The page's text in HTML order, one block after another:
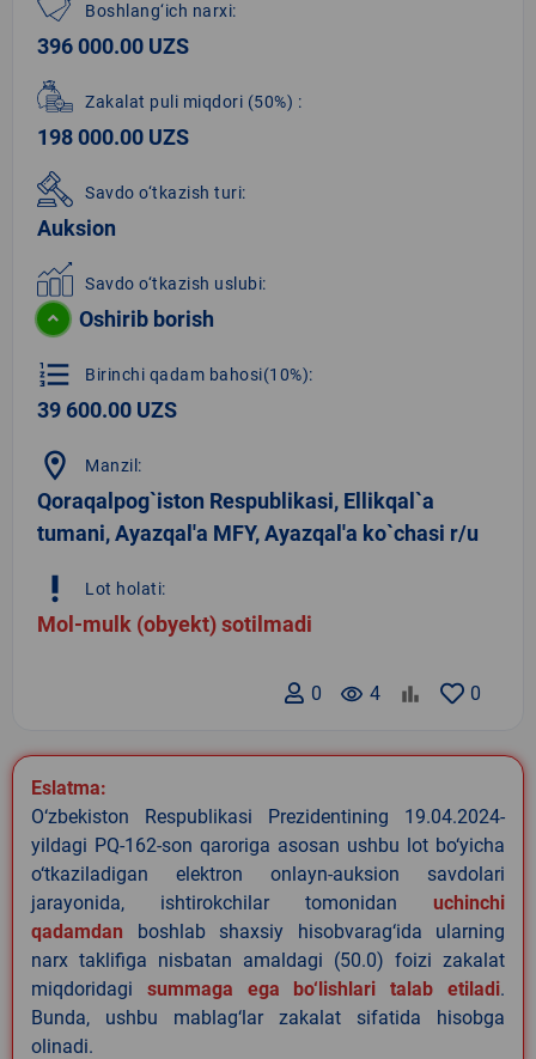
Boshlang‘ich narxi:
396 000.00 UZS
Zakalat puli miqdori (50%) :
198 000.00 UZS
Savdo o‘tkazish turi:
Auksion
Savdo o‘tkazish uslubi:
Oshirib borish
format_list_numbered Birinchi qadam bahosi(10%):
39 600.00 UZS
location_on Manzil:
Qoraqalpog`iston Respublikasi, Ellikqal`a
tumani, Ayazqal'a MFY, Ayazqal'a ko`chasi r/u
priority_high Lot holati:
Mol-mulk (obyekt) sotilmadi
0
remove_red_eye 4
0
Eslatma:
O‘zbekiston Respublikasi Prezidentining 19.04.2024-
yildagi PQ-162-son qaroriga asosan ushbu lot bo‘yicha
o‘tkaziladigan elektron onlayn-auksion savdolari
jarayonida, ishtirokchilar tomonidan uchinchi
qadamdan boshlab shaxsiy hisobvarag‘ida ularning
narx taklifiga nisbatan amaldagi (50.0) foizi zakalat
miqdoridagi summaga ega bo‘lishlari talab etiladi.
Bunda, ushbu mablag‘lar zakalat sifatida hisobga
olinadi.